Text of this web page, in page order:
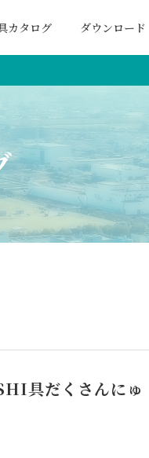
カタログ ダウンロード
具だくさんにゅ